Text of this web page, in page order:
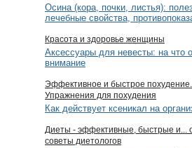
Осина (кора, почки, листья):
лечебные свойства,
Красота и здоровье женщины
Аксессуары для невесты: на что
внимание
Эффективное и быстрое похудение.
Упражнения для похудения
Как действует ксеникал на
Диеты - эффективные, быстрые и...
советы диетологов